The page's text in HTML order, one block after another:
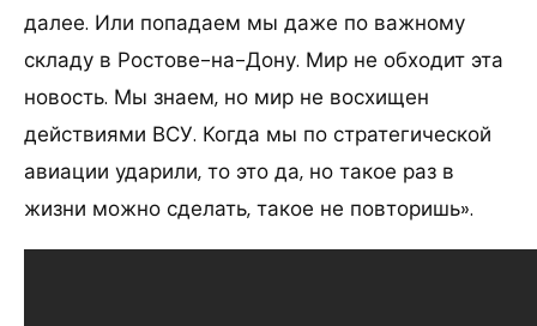
далее. Или попадаем мы даже по важному
складу в Ростове-на-Дону. Мир не обходит эта
новость. Мы знаем, но мир не восхищен
действиями ВСУ. Когда мы по стратегической
авиации ударили, то это да, но такое раз в
жизни можно сделать, такое не повторишь».